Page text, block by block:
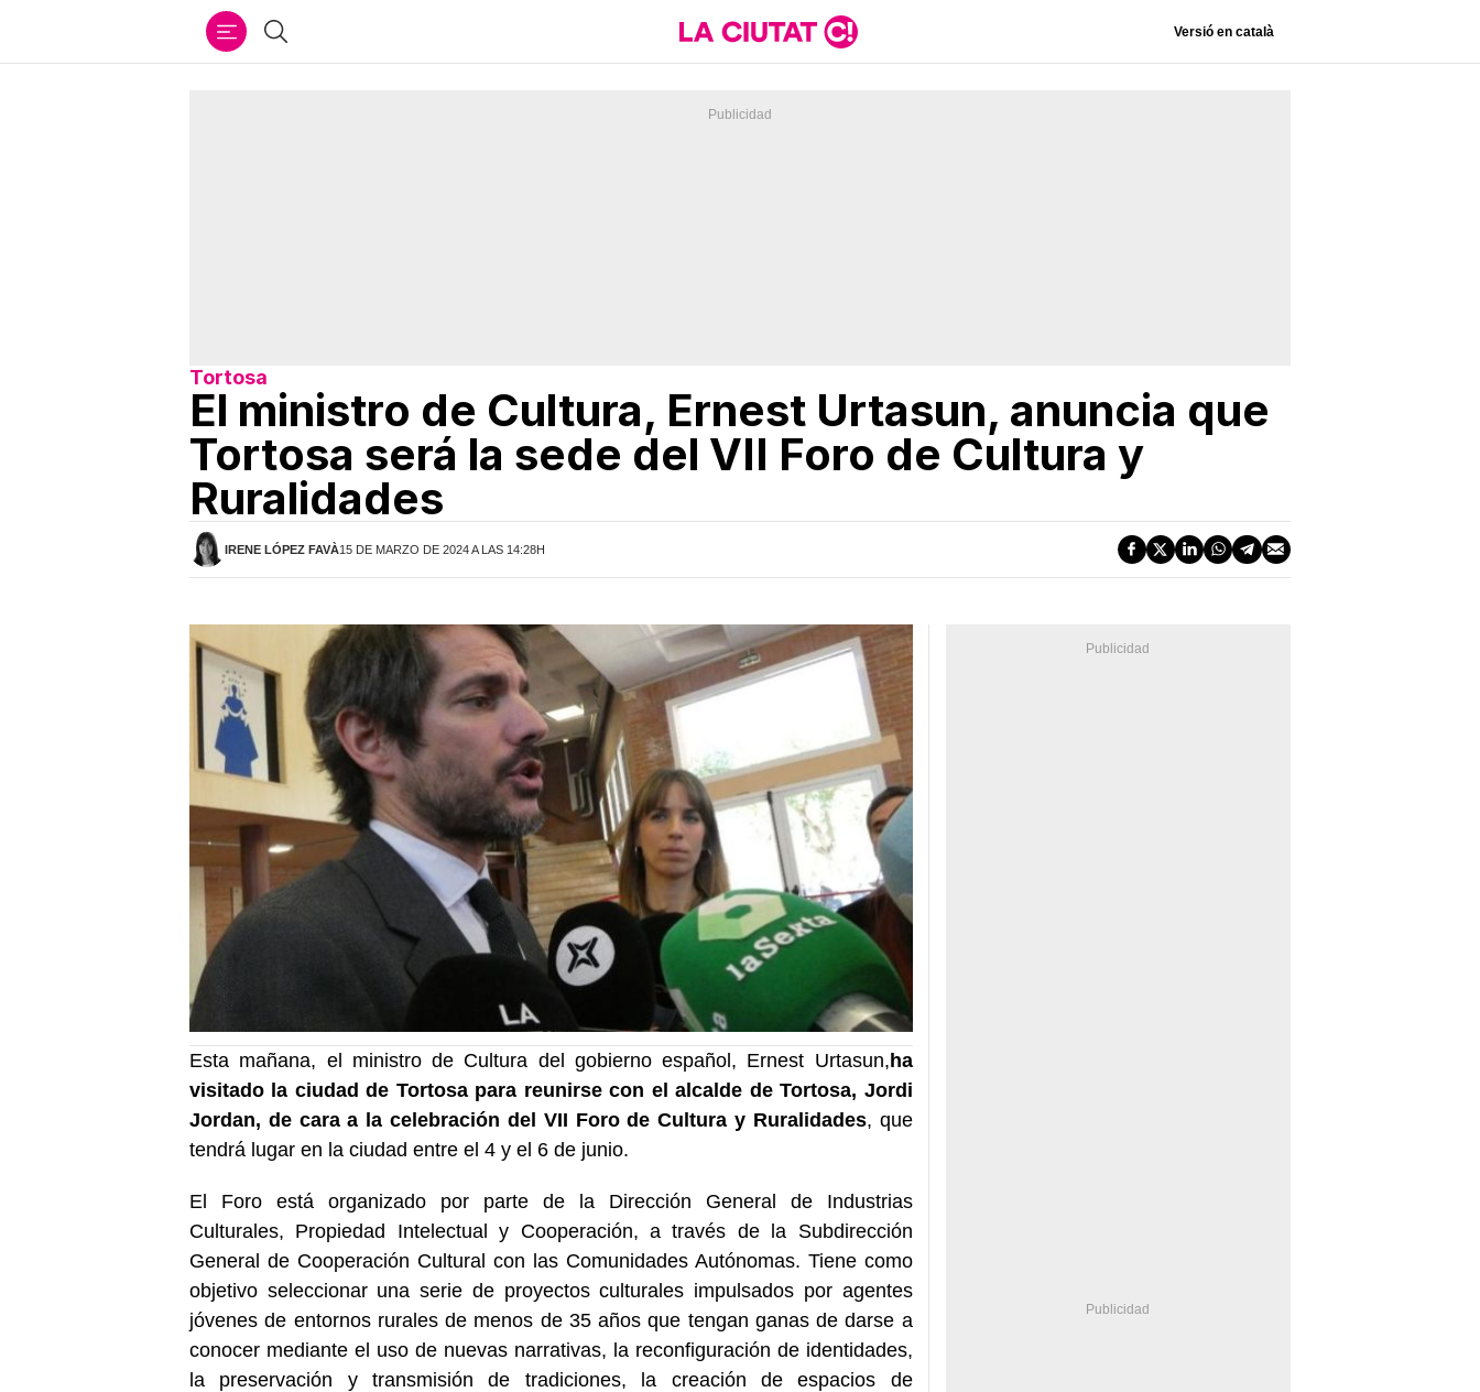
Buscar Versió en català
Tortosa
El ministro de Cultura, Ernest Urtasun, anuncia que
Tortosa será la sede del VII Foro de Cultura y
Ruralidades
IRENE LÓPEZ FAVÀ15 DE MARZO DE 2024 A LAS 14:28H
Esta mañana, el ministro de Cultura del gobierno español, Ernest Urtasun,ha
visitado la ciudad de Tortosa para reunirse con el alcalde de Tortosa, Jordi
Jordan, de cara a la celebración del VII Foro de Cultura y Ruralidades, que
tendrá lugar en la ciudad entre el 4 y el 6 de junio.
El Foro está organizado por parte de la Dirección General de Industrias
Culturales, Propiedad Intelectual y Cooperación, a través de la Subdirección
General de Cooperación Cultural con las Comunidades Autónomas. Tiene como
objetivo seleccionar una serie de proyectos culturales impulsados por agentes
jóvenes de entornos rurales de menos de 35 años que tengan ganas de darse a
conocer mediante el uso de nuevas narrativas, la reconfiguración de identidades,
la preservación y transmisión de tradiciones, la creación de espacios de